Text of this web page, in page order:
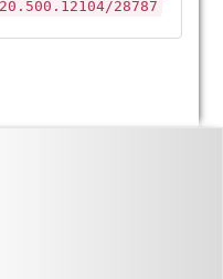
28787